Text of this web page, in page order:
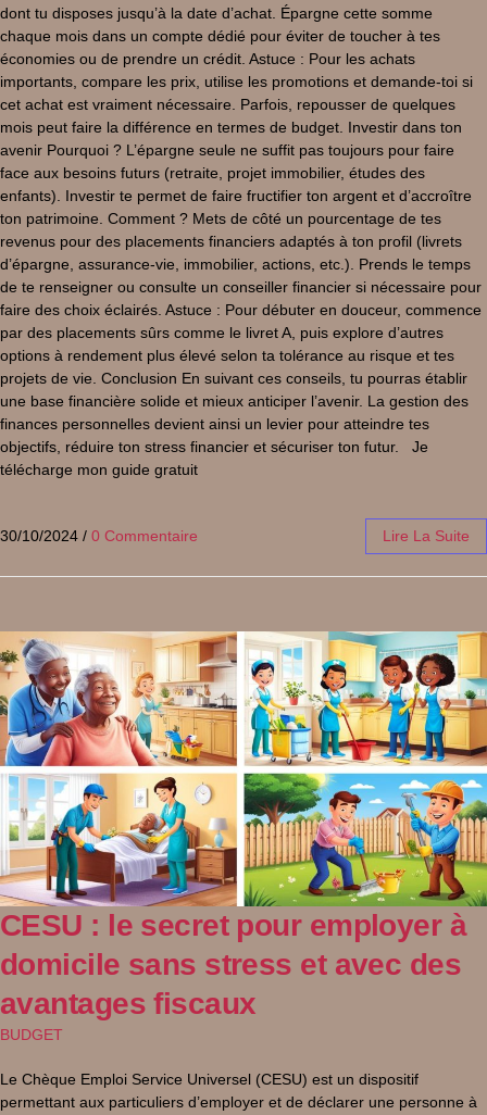
dont tu disposes jusqu’à la date d’achat. Épargne cette somme
chaque mois dans un compte dédié pour éviter de toucher à tes
économies ou de prendre un crédit. Astuce : Pour les achats
importants, compare les prix, utilise les promotions et demande-toi si
cet achat est vraiment nécessaire. Parfois, repousser de quelques
mois peut faire la différence en termes de budget. Investir dans ton
avenir Pourquoi ? L’épargne seule ne suffit pas toujours pour faire
face aux besoins futurs (retraite, projet immobilier, études des
enfants). Investir te permet de faire fructifier ton argent et d’accroître
ton patrimoine. Comment ? Mets de côté un pourcentage de tes
revenus pour des placements financiers adaptés à ton profil (livrets
d’épargne, assurance-vie, immobilier, actions, etc.). Prends le temps
de te renseigner ou consulte un conseiller financier si nécessaire pour
faire des choix éclairés. Astuce : Pour débuter en douceur, commence
par des placements sûrs comme le livret A, puis explore d’autres
options à rendement plus élevé selon ta tolérance au risque et tes
projets de vie. Conclusion En suivant ces conseils, tu pourras établir
une base financière solide et mieux anticiper l’avenir. La gestion des
finances personnelles devient ainsi un levier pour atteindre tes
objectifs, réduire ton stress financier et sécuriser ton futur. Je
télécharge mon guide gratuit
30/10/2024 / 0 Commentaire Lire La Suite
CESU : le secret pour employer à
domicile sans stress et avec des
avantages fiscaux
BUDGET
Le Chèque Emploi Service Universel (CESU) est un dispositif
permettant aux particuliers d’employer et de déclarer une personne à